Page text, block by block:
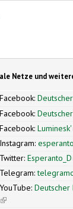
Netze und
Facebook:
Facebook:
Facebook:Luminesk'
Instagram:
Twitter:Esperanto_D
Telegram:
YouTube:Deutscher
(link is external)